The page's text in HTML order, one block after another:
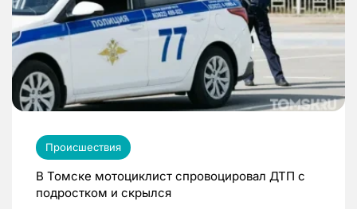
Происшествия
В Томске мотоциклист спровоцировал ДТП с
подростком и скрылся